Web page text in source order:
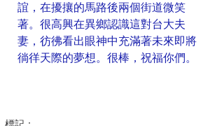
誼，在擾攘的馬路後兩個街道微笑
著。很高興在異鄉認識這對台大夫
妻，彷彿看出眼神中充滿著未來即將
徜徉天際的夢想。很棒，祝福你們。